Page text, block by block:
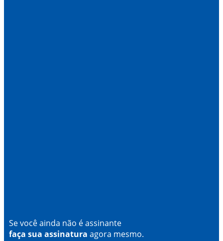
Se você ainda não é assinante
faça sua assinatura agora mesmo.